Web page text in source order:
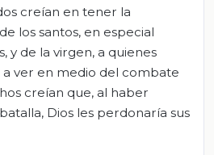
creían en tener la
los santos, en especial
y de la virgen, a quienes
ver en medio del combate
creían que, al haber
Dios les perdonaría sus